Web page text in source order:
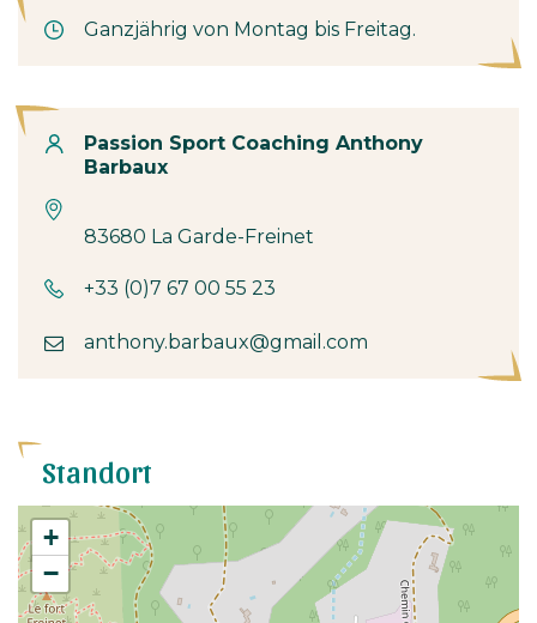
Ganzjährig von Montag bis Freitag.
Kontakt
Passion Sport Coaching Anthony
Barbaux
83680 La Garde-Freinet
+33 (0)7 67 00 55 23
anthony.barbaux@gmail.com
Standort
+
−